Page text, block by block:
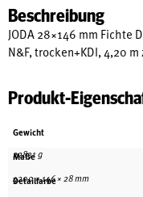
Ausstellung
Kontakt & Anfahrt
Beschreibung
JODA 28×146 mm Fichte
N&F, trocken+KDI, 4,20 m
Produkt-
Gewicht
22831 g
Maße
4200 × 146 × 28 mm
Detailfarbe